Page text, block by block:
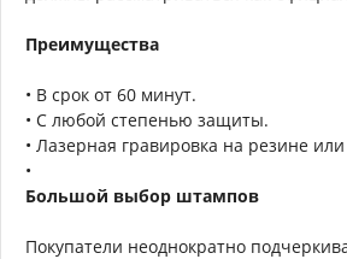
Преимущества
• В срок от 60 минут.
• С любой степенью защиты.
• Лазерная гравировка на резине
•
Большой выбор штампов
Покупатели неоднократно